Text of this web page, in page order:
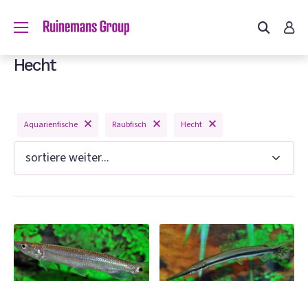
Hecht
Aquarienfische Raubfisch Hecht